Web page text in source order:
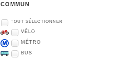
COMMUN
TOUT SÉLECTIONNER
VÉLO
MÉTRO
BUS